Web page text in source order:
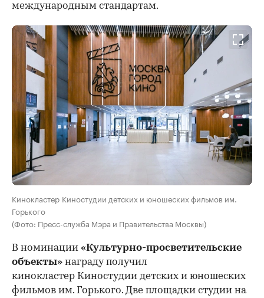
международным стандартам.
Кинокластер Киностудии детских и юношеских фильмов им.
Горького
(Фото: Пресс-служба Мэра и Правительства Москвы)
В номинации «Культурно-просветительские
объекты» награду получил
кинокластер Киностудии детских и юношеских
фильмов им. Горького. Две площадки студии на